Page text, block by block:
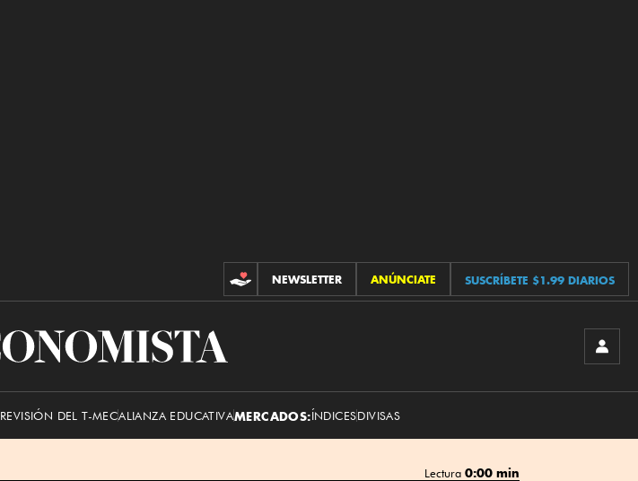
CONTRIBUCIONES
NEWSLETTER ANÚNCIATE SUSCRÍBETE $1.99 DIARIOS
El
REVISIÓN DEL T-MECALIANZA EDUCATIVAMERCADOS:ÍNDICESDIVISAS
Lectura 0:00 min